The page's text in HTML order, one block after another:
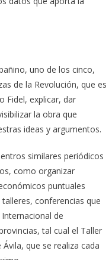
uno de los cinco,
de la Revolución, que es
Fidel, explicar, dar
la obra que
ideas y argumentos.
similares periódicos
como organizar
puntuales
conferencias que
de
tal cual el Taller
que se realiza cada